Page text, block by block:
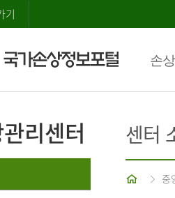
기
손
리센터 센터
중